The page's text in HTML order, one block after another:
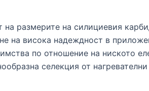
размерите на силициевия
на висока надеждност в
по отношение на ниското
селекция от